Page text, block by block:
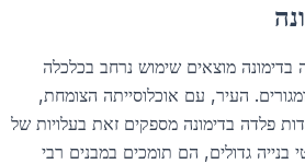
יסודות פלדה בדימונה מוצאים שימוש נרחב בכלכלה
העיר, עם אוכלוסייתה הצומחת,
פלדה בדימונה מספקים זאת בעלויות של
בנייה גדולים, הם תומכים במבנים רבי